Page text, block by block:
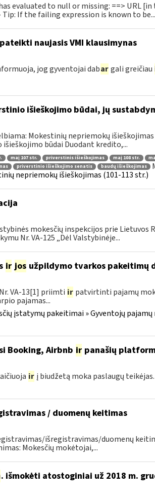
evaluated to null or missing: ==> URL
If the failing expression is known to be...
naujasis VMI klausimynas
jog gyventojai dabar gali greičiau
išieškojimo būdai, jų
Mokestinių nepriemokų
būdai Duodant kredito,...
maį 107 str. priverstinis išieškojimas maį 108 str.
priverstinio išieškojimo senatis baudų išieškojimas
nepriemokų išieškojimas (101-113 str.)
mokesčių inspekcijos prie Lietuvos
Nr. VA-125 „Dėl Valstybinėje...
ir jos užpildymo tvarkos pakeitimų
VA-13[1] priimti ir patvirtinti pajamų
pajamas...
įstatymų pakeitimai » Gyventojų
Booking, Airbnb irpanašių
ir į biudžetą moka paslaugų
/ duomenų keitimas
išregistravimas/duomenų
Mokesčių mokėtojai,...
. išmokėti atostoginiai už 2018 m.